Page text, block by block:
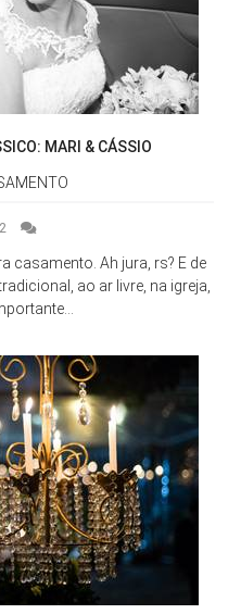
MARI & CÁSSIO
casamento. Ah jura, rs? E de
ao ar livre, na igreja,